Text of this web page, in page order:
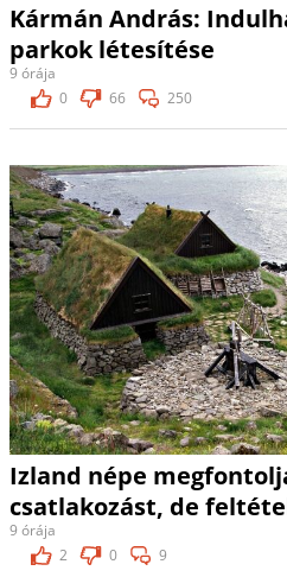
Kármán András:
parkok létesítése
9 órája
0
66 250
Izland népe
csatlakozást, de
9 órája
2
0 9